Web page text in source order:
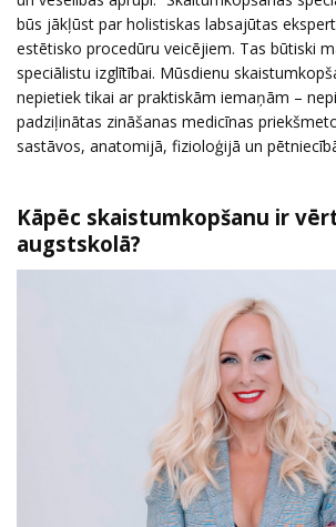
būs jākļūst par holistiskas labsajūtas
estētisko procedūru veicējiem. Tas būtiski
speciālistu izglītībai. Mūsdienu
nepietiek tikai ar praktiskām iemaņām –
padziļinātas zināšanas medicīnas
sastāvos, anatomijā, fizioloģijā un
Kāpēc skaistumkopšanu ir
augstskolā?